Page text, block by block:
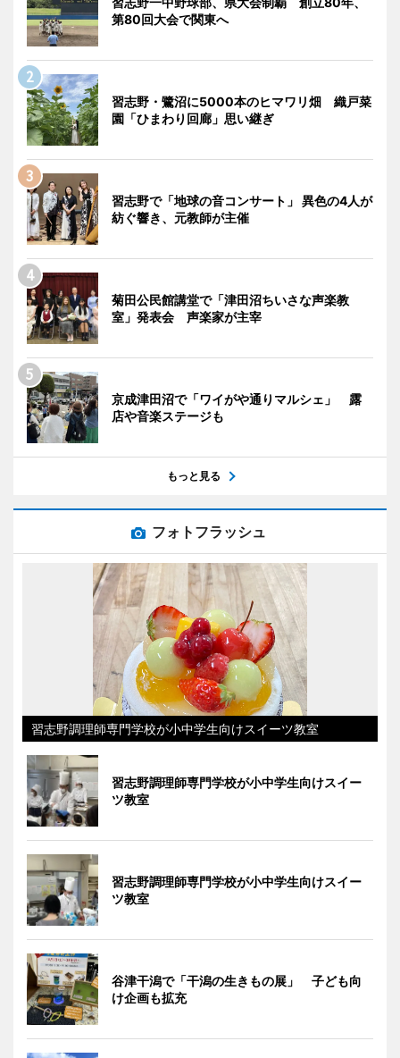
第80回大会で関東へ
習志野・鷺沼に5000本のヒマワリ畑 織戸菜
園「ひまわり回廊」思い継ぎ
習志野で「地球の音コンサート」 異色の4人が
紡ぐ響き、元教師が主催
菊田公民館講堂で「津田沼ちいさな声楽教
室」発表会 声楽家が主宰
京成津田沼で「ワイがや通りマルシェ」 露
店や音楽ステージも
もっと見る
フォトフラッシュ
習志野調理師専門学校が小中学生向けスイーツ教室
習志野調理師専門学校が小中学生向けスイー
ツ教室
習志野調理師専門学校が小中学生向けスイー
ツ教室
谷津干潟で「干潟の生きもの展」 子ども向
け企画も拡充